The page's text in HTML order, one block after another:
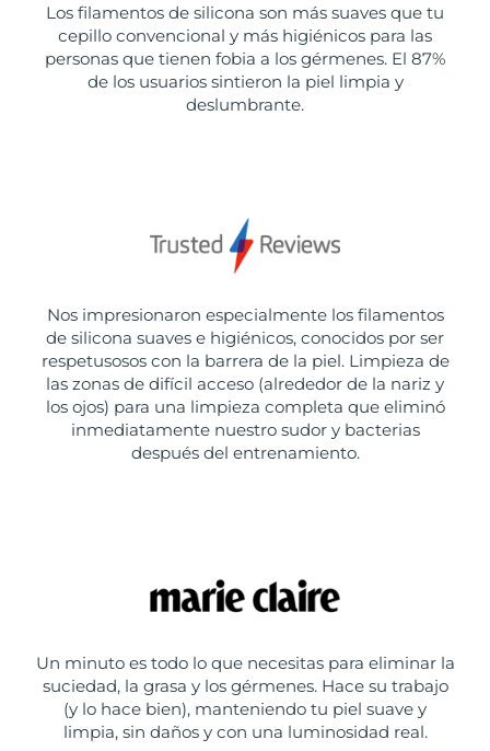
Los filamentos de silicona son más suaves que tu
cepillo convencional y más higiénicos para las
personas que tienen fobia a los gérmenes. El 87%
de los usuarios sintieron la piel limpia y
deslumbrante.
Nos impresionaron especialmente los filamentos
de silicona suaves e higiénicos, conocidos por ser
respetusosos con la barrera de la piel. Limpieza de
las zonas de difícil acceso (alrededor de la nariz y
los ojos) para una limpieza completa que eliminó
inmediatamente nuestro sudor y bacterias
después del entrenamiento.
Un minuto es todo lo que necesitas para eliminar la
suciedad, la grasa y los gérmenes. Hace su trabajo
(y lo hace bien), manteniendo tu piel suave y
limpia, sin daños y con una luminosidad real.